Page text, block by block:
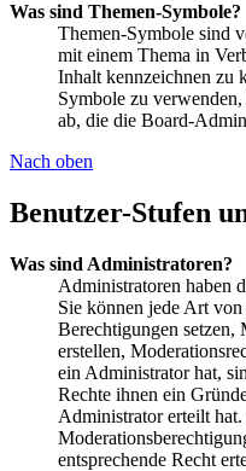
Was sind Themen-Symbole?
Themen-Symbole sind
mit einem Thema in
Inhalt kennzeichnen zu
Symbole zu
ab, die die Board-
Nach oben
Benutzer-Stufen
Was sind Administratoren?
Administratoren haben
Sie können jede Art
Berechtigungen setzen,
erstellen,
ein Administrator hat,
Rechte ihnen ein
Administrator erteilt
entsprechende Recht